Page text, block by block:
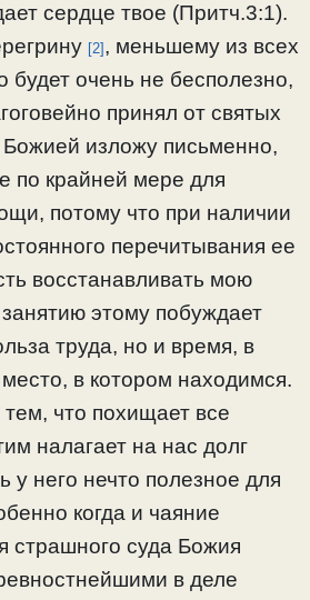
сердце твое (Притч.3:1).
[2] , меньшему из всех
будет очень не бесполезно,
принял от святых
изложу письменно,
по крайней мере для
потому что при наличии
перечитывания ее
восстанавливать мою
этому побуждает
труда, но и время, в
в котором находимся.
что похищает все
налагает на нас долг
у него нечто полезное для
когда и чаяние
страшного суда Божия
в деле